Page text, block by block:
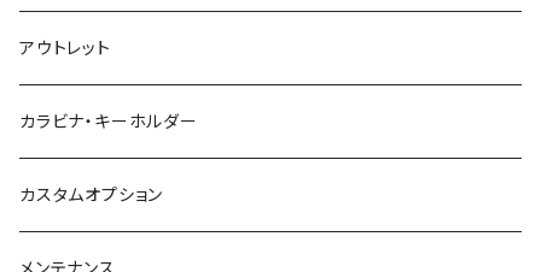
アウトレット
カラビナ・キーホルダー
カスタムオプション
メンテナンス